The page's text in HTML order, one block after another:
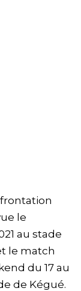
le
au stade
le match
du 17 au
de Kégué.